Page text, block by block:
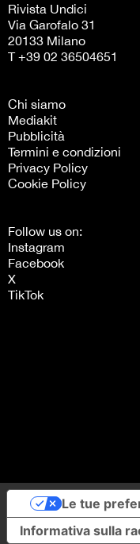
Rivista Undici
Via Garofalo 31
20133 Milano
T +39 02 36504651
Chi siamo
Mediakit
Pubblicità
Termini e condizioni
Privacy Policy
Cookie Policy
Follow us on:
Instagram
Facebook
X
TikTok
Informativa sulla
Le tue